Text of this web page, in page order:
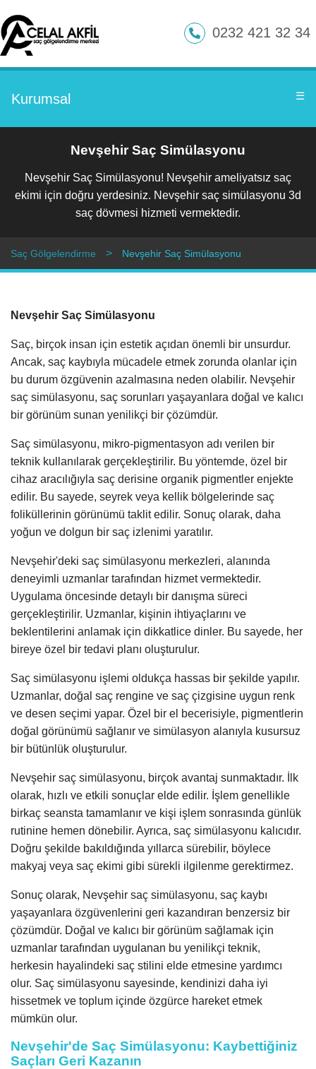
0232 421 32 34
Kurumsal ☰
Nevşehir Saç Simülasyonu
Nevşehir Saç Simülasyonu! Nevşehir ameliyatsız saç
ekimi için doğru yerdesiniz. Nevşehir saç simülasyonu 3d
saç dövmesi hizmeti vermektedir.
Saç Gölgelendirme Nevşehir Saç Simülasyonu
Nevşehir Saç Simülasyonu
Saç, birçok insan için estetik açıdan önemli bir unsurdur.
Ancak, saç kaybıyla mücadele etmek zorunda olanlar için
bu durum özgüvenin azalmasına neden olabilir. Nevşehir
saç simülasyonu, saç sorunları yaşayanlara doğal ve kalıcı
bir görünüm sunan yenilikçi bir çözümdür.
Saç simülasyonu, mikro-pigmentasyon adı verilen bir
teknik kullanılarak gerçekleştirilir. Bu yöntemde, özel bir
cihaz aracılığıyla saç derisine organik pigmentler enjekte
edilir. Bu sayede, seyrek veya kellik bölgelerinde saç
foliküllerinin görünümü taklit edilir. Sonuç olarak, daha
yoğun ve dolgun bir saç izlenimi yaratılır.
Nevşehir'deki saç simülasyonu merkezleri, alanında
deneyimli uzmanlar tarafından hizmet vermektedir.
Uygulama öncesinde detaylı bir danışma süreci
gerçekleştirilir. Uzmanlar, kişinin ihtiyaçlarını ve
beklentilerini anlamak için dikkatlice dinler. Bu sayede, her
bireye özel bir tedavi planı oluşturulur.
Saç simülasyonu işlemi oldukça hassas bir şekilde yapılır.
Uzmanlar, doğal saç rengine ve saç çizgisine uygun renk
ve desen seçimi yapar. Özel bir el becerisiyle, pigmentlerin
doğal görünümü sağlanır ve simülasyon alanıyla kusursuz
bir bütünlük oluşturulur.
Nevşehir saç simülasyonu, birçok avantaj sunmaktadır. İlk
olarak, hızlı ve etkili sonuçlar elde edilir. İşlem genellikle
birkaç seansta tamamlanır ve kişi işlem sonrasında günlük
rutinine hemen dönebilir. Ayrıca, saç simülasyonu kalıcıdır.
Doğru şekilde bakıldığında yıllarca sürebilir, böylece
makyaj veya saç ekimi gibi sürekli ilgilenme gerektirmez.
Sonuç olarak, Nevşehir saç simülasyonu, saç kaybı
yaşayanlara özgüvenlerini geri kazandıran benzersiz bir
çözümdür. Doğal ve kalıcı bir görünüm sağlamak için
uzmanlar tarafından uygulanan bu yenilikçi teknik,
herkesin hayalindeki saç stilini elde etmesine yardımcı
olur. Saç simülasyonu sayesinde, kendinizi daha iyi
hissetmek ve toplum içinde özgürce hareket etmek
mümkün olur.
Nevşehir'de Saç Simülasyonu: Kaybettiğiniz
Saçları Geri Kazanın